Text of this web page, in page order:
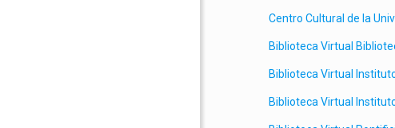
Centro Cultural de la
Biblioteca Virtual
Biblioteca Virtual
Biblioteca Virtual